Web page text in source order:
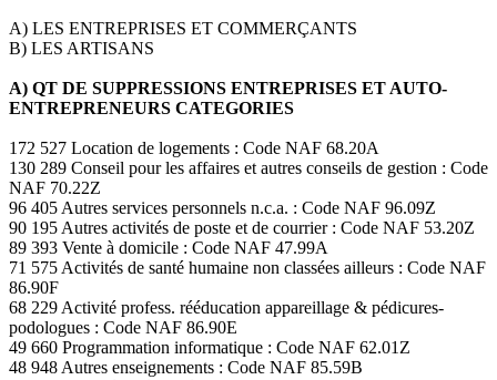
A) LES ENTREPRISES ET COMMERÇANTS
B) LES ARTISANS
A) QT DE SUPPRESSIONS ENTREPRISES ET AUTO-
ENTREPRENEURS CATEGORIES
172 527 Location de logements : Code NAF 68.20A
130 289 Conseil pour les affaires et autres conseils de gestion : Code
NAF 70.22Z
96 405 Autres services personnels n.c.a. : Code NAF 96.09Z
90 195 Autres activités de poste et de courrier : Code NAF 53.20Z
89 393 Vente à domicile : Code NAF 47.99A
71 575 Activités de santé humaine non classées ailleurs : Code NAF
86.90F
68 229 Activité profess. rééducation appareillage & pédicures-
podologues : Code NAF 86.90E
49 660 Programmation informatique : Code NAF 62.01Z
48 948 Autres enseignements : Code NAF 85.59B